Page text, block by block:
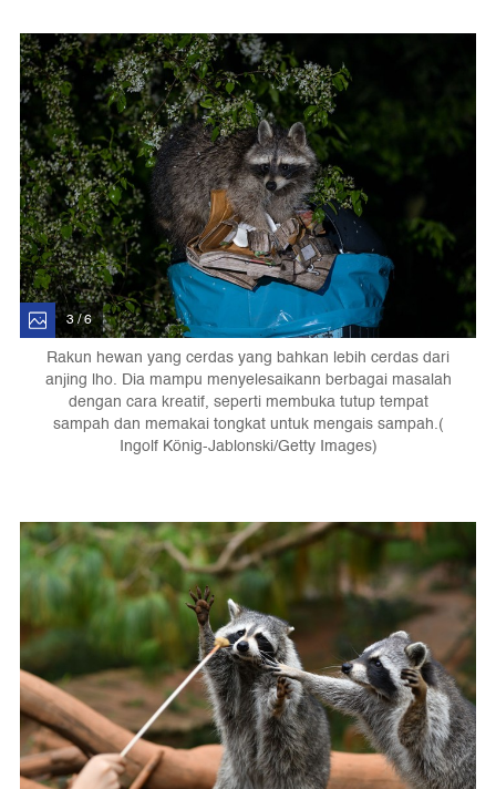
3 / 6
Rakun hewan yang cerdas yang bahkan lebih cerdas dari
anjing lho. Dia mampu menyelesaikann berbagai masalah
dengan cara kreatif, seperti membuka tutup tempat
sampah dan memakai tongkat untuk mengais sampah.(
Ingolf König-Jablonski/Getty Images)